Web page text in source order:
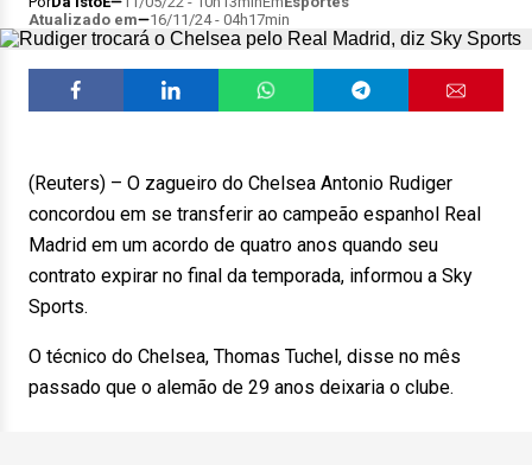
Atualizado em
16/11/24 - 04h17min
(Reuters) – O zagueiro do Chelsea Antonio Rudiger
concordou em se transferir ao campeão espanhol Real
Madrid em um acordo de quatro anos quando seu
contrato expirar no final da temporada, informou a Sky
Sports.
O técnico do Chelsea, Thomas Tuchel, disse no mês
passado que o alemão de 29 anos deixaria o clube.